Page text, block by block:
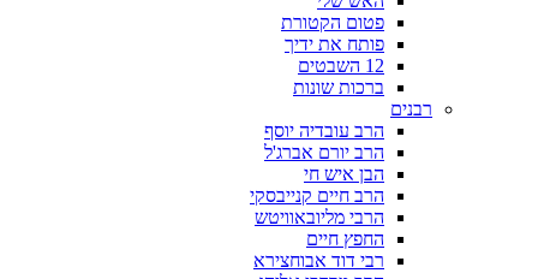
פטום הקטורת
פותח את ידיך
12 השבטים
ברכות שונות
רבנים
הרב עובדיה יוסף
הרב יורם אברג'ל
הבן איש חי
הרב חיים קנייבסקי
הרבי מליובאוויטש
החפץ חיים
רבי דוד אבוחצירא